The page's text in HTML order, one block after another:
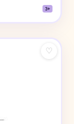
3+
♡